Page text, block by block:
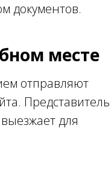
документов.
месте
отправляют
Представитель
для